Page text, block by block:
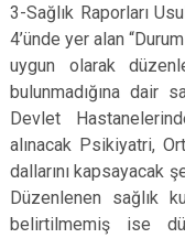
3-Sağlık Raporları
4’ünde yer alan
uygun olarak
bulunmadığına dair
Devlet
alınacak Psikiyatri,
dallarını kapsayacak
Düzenlenen sağlık
belirtilmemiş ise